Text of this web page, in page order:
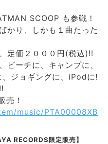
SCOOP も参戦！
かり、しかも１曲たった
定価２０００円(税込)!!
ビーチに、キャンプに、
ジョギングに、iPodに!
売！
music/PTA00008XB
RECORDS限定販売】